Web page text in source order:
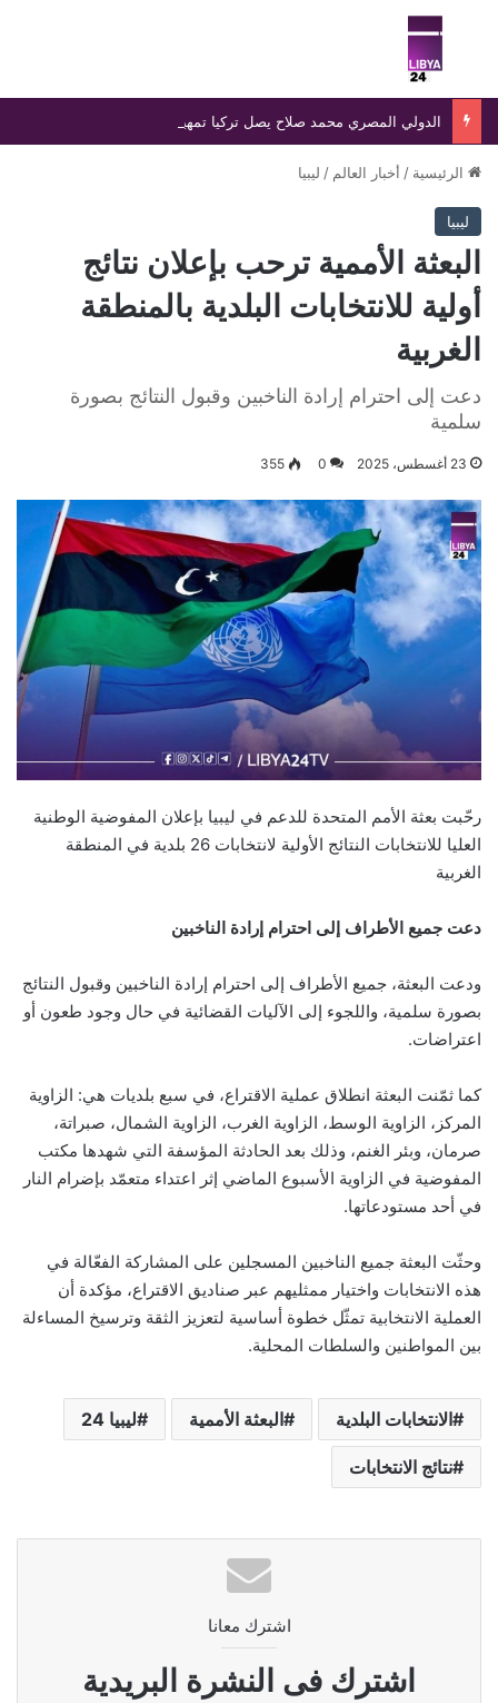
بحث عن
الرئيسية / أخبار العالم / ليبيا
ليبيا
البعثة الأممية ترحب بإعلان نتائج
أولية للانتخابات البلدية بالمنطقة
الغربية
دعت إلى احترام إرادة الناخبين وقبول النتائج بصورة
سلمية
23 أغسطس، 2025 0
355
رحّبت بعثة الأمم المتحدة للدعم في ليبيا بإعلان المفوضية الوطنية
العليا للانتخابات النتائج الأولية لانتخابات 26 بلدية في المنطقة
الغربية
دعت جميع الأطراف إلى احترام إرادة الناخبين
ودعت البعثة، جميع الأطراف إلى احترام إرادة الناخبين وقبول النتائج
بصورة سلمية، واللجوء إلى الآليات القضائية في حال وجود طعون أو
اعتراضات.
كما ثمّنت البعثة انطلاق عملية الاقتراع، في سبع بلديات هي: الزاوية
المركز، الزاوية الوسط، الزاوية الغرب، الزاوية الشمال، صبراتة،
صرمان، وبئر الغنم، وذلك بعد الحادثة المؤسفة التي شهدها مكتب
المفوضية في الزاوية الأسبوع الماضي إثر اعتداء متعمّد بإضرام النار
في أحد مستودعاتها.
وحثّت البعثة جميع الناخبين المسجلين على المشاركة الفعّالة في
هذه الانتخابات واختيار ممثليهم عبر صناديق الاقتراع، مؤكدة أن
العملية الانتخابية تمثّل خطوة أساسية لتعزيز الثقة وترسيخ المساءلة
بين المواطنين والسلطات المحلية.
الانتخابات البلدية البعثة الأممية ليبيا 24
نتائج الانتخابات
اشترك معانا
اشترك فى النشرة البريدية